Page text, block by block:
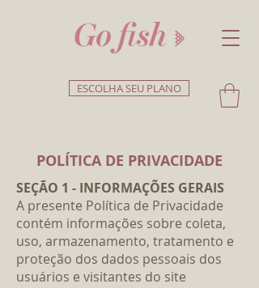
ESCOLHA SEU PLANO
POLÍTICA DE PRIVACIDADE
SEÇÃO 1 - INFORMAÇÕES GERAIS
A presente Política de Privacidade
contém informações sobre coleta,
uso, armazenamento, tratamento e
proteção dos dados pessoais dos
usuários e visitantes do site